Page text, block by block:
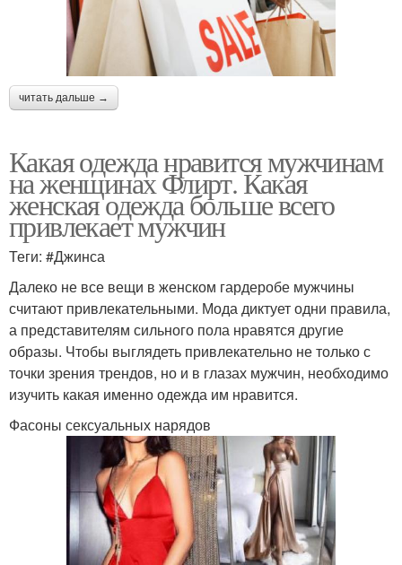
читать дальше →
Какая одежда нравится мужчинам
на женщинах Флирт. Какая
женская одежда больше всего
привлекает мужчин
Теги: #Джинса
Далеко не все вещи в женском гардеробе мужчины
считают привлекательными. Мода диктует одни правила,
а представителям сильного пола нравятся другие
образы. Чтобы выглядеть привлекательно не только с
точки зрения трендов, но и в глазах мужчин, необходимо
изучить какая именно одежда им нравится.
Фасоны сексуальных нарядов